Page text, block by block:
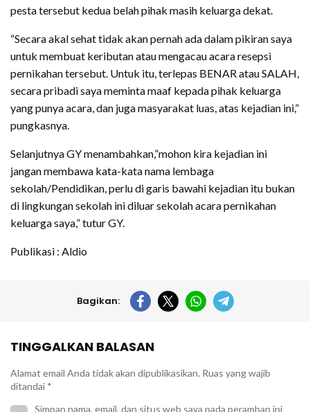
pesta tersebut kedua belah pihak masih keluarga dekat.
“Secara akal sehat tidak akan pernah ada dalam pikiran saya
untuk membuat keributan atau mengacau acara resepsi
pernikahan tersebut. Untuk itu, terlepas BENAR atau SALAH,
secara pribadi saya meminta maaf kepada pihak keluarga
yang punya acara, dan juga masyarakat luas, atas kejadian ini,”
pungkasnya.
Selanjutnya GY menambahkan,”mohon kira kejadian ini
jangan membawa kata-kata nama lembaga
sekolah/Pendidikan, perlu di garis bawahi kejadian itu bukan
di lingkungan sekolah ini diluar sekolah acara pernikahan
keluarga saya,” tutur GY.
Publikasi : Aldio
Bagikan:
TINGGALKAN BALASAN
Alamat email Anda tidak akan dipublikasikan. Ruas yang wajib
ditandai *
Simpan nama, email, dan situs web saya pada peramban ini